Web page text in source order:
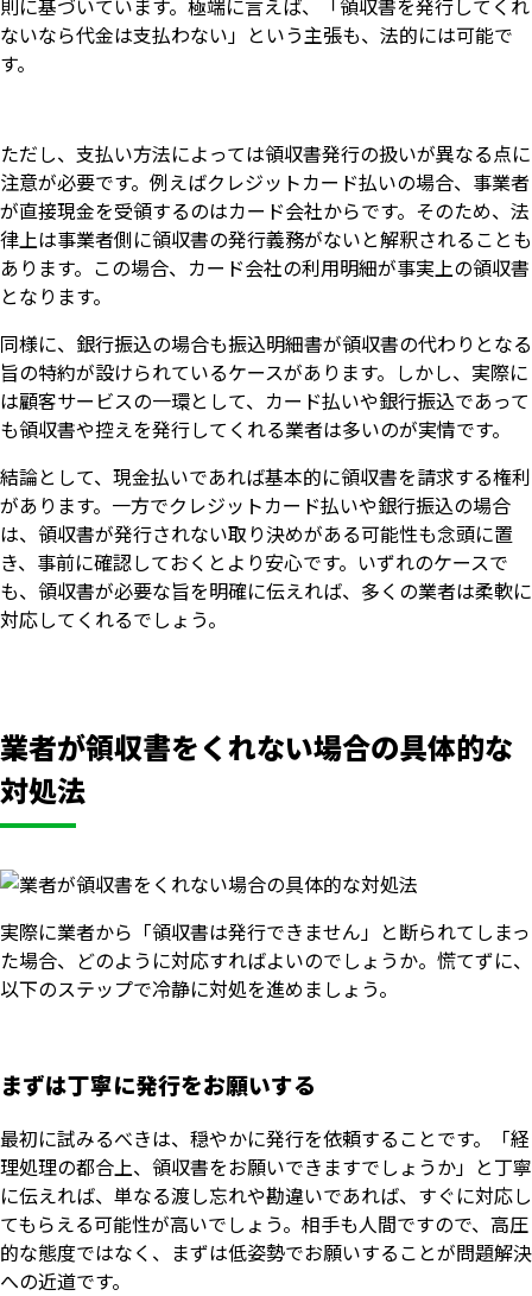
ないなら代金は支払わない」という主張も、法的には可能で
す。
ただし、支払い方法によっては領収書発行の扱いが異なる点に
注意が必要です。例えばクレジットカード払いの場合、事業者
が直接現金を受領するのはカード会社からです。そのため、法
律上は事業者側に領収書の発行義務がないと解釈されることも
あります。この場合、カード会社の利用明細が事実上の領収書
となります。
同様に、銀行振込の場合も振込明細書が領収書の代わりとなる
旨の特約が設けられているケースがあります。しかし、実際に
は顧客サービスの一環として、カード払いや銀行振込であって
も領収書や控えを発行してくれる業者は多いのが実情です。
結論として、現金払いであれば基本的に領収書を請求する権利
があります。一方でクレジットカード払いや銀行振込の場合
は、領収書が発行されない取り決めがある可能性も念頭に置
き、事前に確認しておくとより安心です。いずれのケースで
も、領収書が必要な旨を明確に伝えれば、多くの業者は柔軟に
対応してくれるでしょう。
業者が領収書をくれない場合の具体的な
対処法
実際に業者から「領収書は発行できません」と断られてしまっ
た場合、どのように対応すればよいのでしょうか。慌てずに、
以下のステップで冷静に対処を進めましょう。
まずは丁寧に発行をお願いする
最初に試みるべきは、穏やかに発行を依頼することです。「経
理処理の都合上、領収書をお願いできますでしょうか」と丁寧
に伝えれば、単なる渡し忘れや勘違いであれば、すぐに対応し
てもらえる可能性が高いでしょう。相手も人間ですので、高圧
的な態度ではなく、まずは低姿勢でお願いすることが問題解決
への近道です。